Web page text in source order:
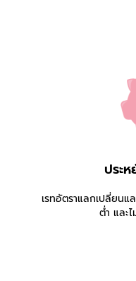
ประ
เรทอัตราแลกเปลี่ยน
ต่ำ และ